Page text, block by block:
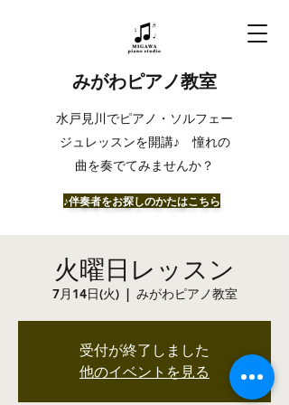
みがわピアノ教室
​水戸見川でピアノ・ソルフェー
ジュレッスンを開講♪ 憧れの
曲を奏でてみませんか？
​♪伴奏者をお探しのかたはこちら
火曜日レッスン
7月14日(火)
  |
みがわピアノ教室
受付が終了しました
他のイベントを見る